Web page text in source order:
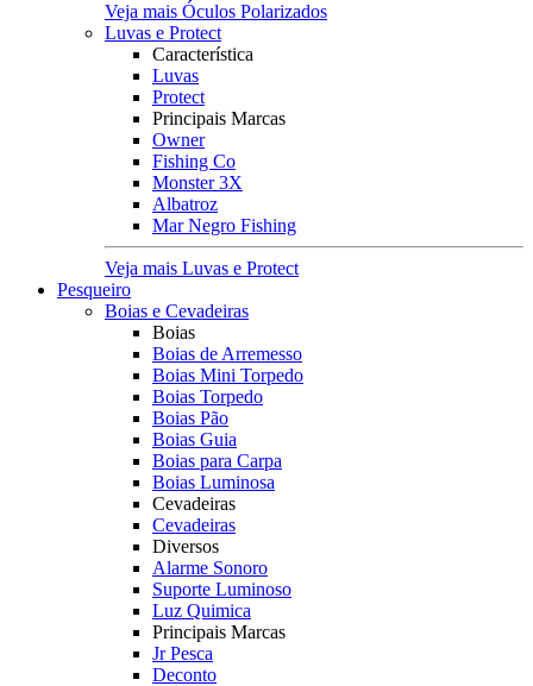
Veja mais Óculos Polarizados
Luvas e Protect
Característica
Luvas
Protect
Principais Marcas
Owner
Fishing Co
Monster 3X
Albatroz
Mar Negro Fishing
Veja mais Luvas e Protect
Pesqueiro
Boias e Cevadeiras
Boias
Boias de Arremesso
Boias Mini Torpedo
Boias Torpedo
Boias Pão
Boias Guia
Boias para Carpa
Boias Luminosa
Cevadeiras
Cevadeiras
Diversos
Alarme Sonoro
Suporte Luminoso
Luz Quimica
Principais Marcas
Jr Pesca
Deconto